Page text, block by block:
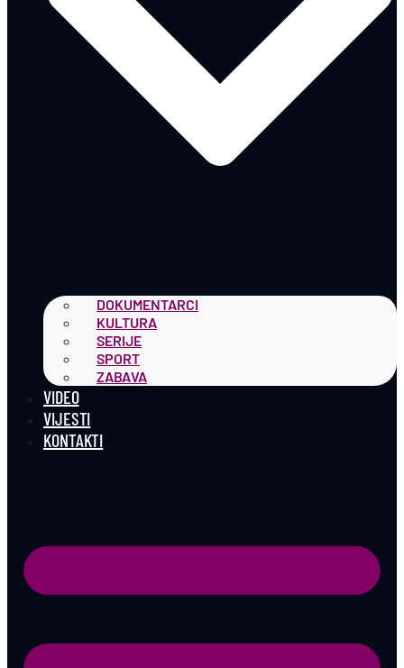
DOKUMENTARCI
KULTURA
SERIJE
SPORT
ZABAVA
VIDEO
VIJESTI
KONTAKTI